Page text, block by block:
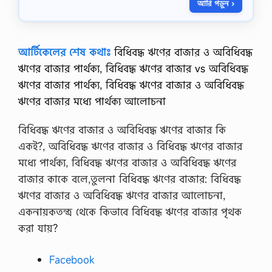
ক্তি
দ্ধ
কে
আরি পড়ুন ›
আর্টিকেলের শেষ কথাঃ বিধিবদ্ধ ঋণের বাজার ও অবিধিবদ্ধ
ঋণের বাজার পার্থক্য, বিধিবদ্ধ ঋণের বাজার vs অবিধিবদ্ধ
ঋণের বাজার পার্থক্য, বিধিবদ্ধ ঋণের বাজার ও অবিধিবদ্ধ
ঋণের বাজার মধ্যে পার্থক্য আলোচনা
বিধিবদ্ধ ঋণের বাজার ও অবিধিবদ্ধ ঋণের বাজার কি
একই?, অবিধিবদ্ধ ঋণের বাজার ও বিধিবদ্ধ ঋণের বাজার
মধ্যে পার্থক্য, বিধিবদ্ধ ঋণের বাজার ও অবিধিবদ্ধ ঋণের
বাজার কাকে বলে,তুলনা বিধিবদ্ধ ঋণের বাজার: বিধিবদ্ধ
ঋণের বাজার ও অবিধিবদ্ধ ঋণের বাজার আলোচনা,
একনায়কতন্ত্র থেকে কিভাবে বিধিবদ্ধ ঋণের বাজার পৃথক
করা যায়?
Facebook